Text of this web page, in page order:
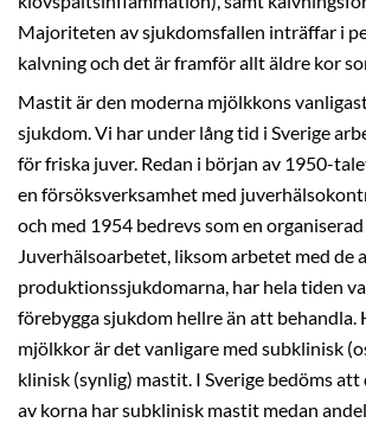
Majoriteten av sjukdomsfallen inträffar i
kalvning och det är framför allt äldre kor
Mastit är den moderna mjölkkons
sjukdom. Vi har under lång tid i Sverige
för friska juver. Redan i början av 1950-
en försöksverksamhet med
och med 1954 bedrevs som en
Juverhälsoarbetet, liksom arbetet med de
produktionssjukdomarna, har hela tiden
förebygga sjukdom hellre än att behandla.
mjölkkor är det vanligare med subklinisk
klinisk (synlig) mastit. I Sverige bedöms
av korna har subklinisk mastit medan